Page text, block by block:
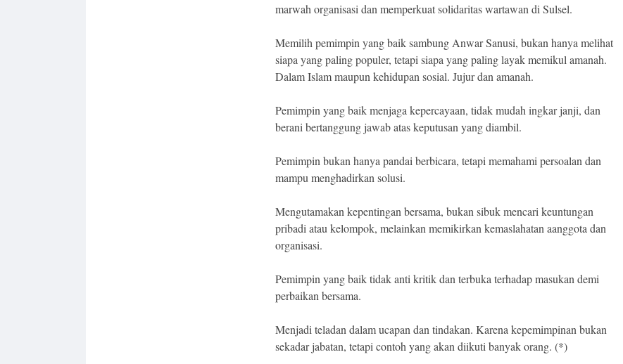
marwah organisasi dan memperkuat solidaritas wartawan di Sulsel.
Memilih pemimpin yang baik sambung Anwar Sanusi, bukan hanya melihat
siapa yang paling populer, tetapi siapa yang paling layak memikul amanah.
Dalam Islam maupun kehidupan sosial. Jujur dan amanah.
Pemimpin yang baik menjaga kepercayaan, tidak mudah ingkar janji, dan
berani bertanggung jawab atas keputusan yang diambil.
Pemimpin bukan hanya pandai berbicara, tetapi memahami persoalan dan
mampu menghadirkan solusi.
Mengutamakan kepentingan bersama, bukan sibuk mencari keuntungan
pribadi atau kelompok, melainkan memikirkan kemaslahatan aanggota dan
organisasi.
Pemimpin yang baik tidak anti kritik dan terbuka terhadap masukan demi
perbaikan bersama.
Menjadi teladan dalam ucapan dan tindakan. Karena kepemimpinan bukan
sekadar jabatan, tetapi contoh yang akan diikuti banyak orang. (*)